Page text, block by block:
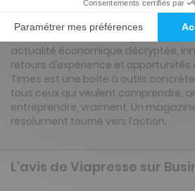
ou investisseurs : chaque numéro
et vous équipe pour réussir vos
lucidité. Portraits d’entrepreneurs,
actualité économique décryptée,
retours d’expérience et opportunités
Times est une boîte à outils
tous ceux qui veulent comprendre,
entreprendre, vraiment. Un
résolument tourné vers l’action.
L'avis de Viapresse sur